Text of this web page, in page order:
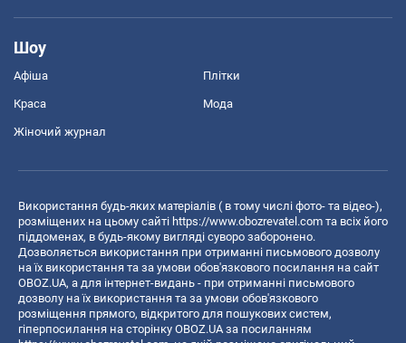
Шоу
Афіша Плітки
Краса Мода
Жіночий журнал
Використання будь-яких матеріалів ( в тому числі фото- та відео-),
розміщених на цьому сайті https://www.obozrevatel.com та всіх його
піддоменах, в будь-якому вигляді суворо заборонено.
Дозволяється використання при отриманні письмового дозволу
на їх використання та за умови обов'язкового посилання на сайт
OBOZ.UA, а для інтернет-видань - при отриманні письмового
дозволу на їх використання та за умови обов'язкового
розміщення прямого, відкритого для пошукових систем,
гіперпосилання на сторінку OBOZ.UA за посиланням